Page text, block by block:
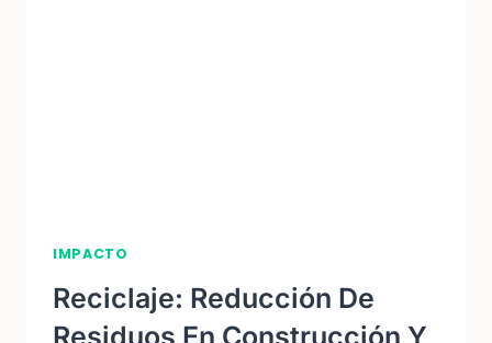
IMPACTO
Reciclaje: Reducción De